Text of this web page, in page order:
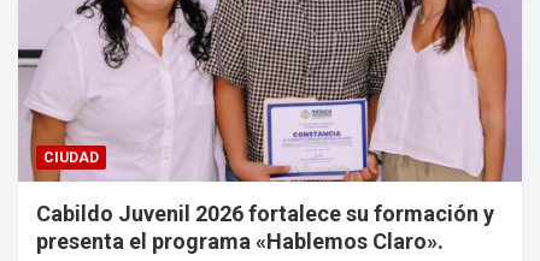
CIUDAD
Cabildo Juvenil 2026 fortalece su formación y
presenta el programa «Hablemos Claro».